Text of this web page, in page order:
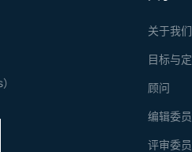
关于我们
目标与
顾问
编辑委
评审委